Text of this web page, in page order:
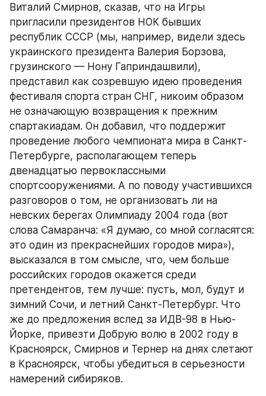
Виталий Смирнов, сказав, что на Игры
пригласили президентов НОК бывших
республик СССР (мы, например, видели здесь
украинского президента Валерия Борзова,
грузинского — Нону Гаприндашвили),
представил как созревшую идею проведения
фестиваля спорта стран СНГ, никоим образом
не означающую возвращения к прежним
спартакиадам. Он добавил, что поддержит
проведение любого чемпионата мира в Санкт-
Петербурге, располагающем теперь
двенадцатью первоклассными
спортсооружениями. А по поводу участившихся
разговоров о том, не организовать ли на
невских берегах Олимпиаду 2004 года (вот
слова Самаранча: «Я думаю, со мной согласятся:
это один из прекраснейших городов мира»),
высказался в том смысле, что, чем больше
российских городов окажется среди
претендентов, тем лучше: пусть, мол, будут и
зимний Сочи, и летний Санкт-Петербург. Что
же до предложения вслед за ИДВ-98 в Нью-
Йорке, привезти Добрую волю в 2002 году в
Красноярск, Смирнов и Тернер на днях слетают
в Красноярск, чтобы убедиться в серьезности
намерений сибиряков.